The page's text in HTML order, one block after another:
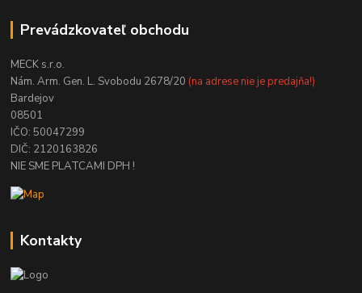
Prevádzkovateľ obchodu
MECK s.r.o.
Nám. Arm. Gen. L. Svobodu 2678/20 (na adrese nie je predajňa!)
Bardejov
08501
IČO: 50047299
DIČ: 2120163826
NIE SME PLATCAMI DPH !
Kontakty